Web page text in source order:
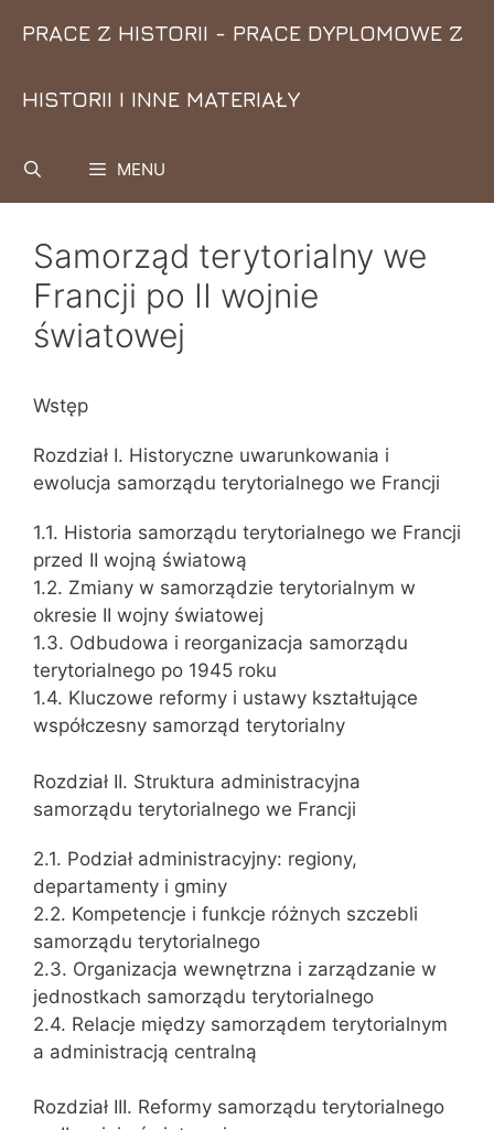
PRACE Z HISTORII - PRACE DYPLOMOWE Z
HISTORII I INNE MATERIAŁY
MENU
Samorząd terytorialny we
Francji po II wojnie
światowej
Wstęp
Rozdział I. Historyczne uwarunkowania i
ewolucja samorządu terytorialnego we Francji
1.1. Historia samorządu terytorialnego we Francji
przed II wojną światową
1.2. Zmiany w samorządzie terytorialnym w
okresie II wojny światowej
1.3. Odbudowa i reorganizacja samorządu
terytorialnego po 1945 roku
1.4. Kluczowe reformy i ustawy kształtujące
współczesny samorząd terytorialny
Rozdział II. Struktura administracyjna
samorządu terytorialnego we Francji
2.1. Podział administracyjny: regiony,
departamenty i gminy
2.2. Kompetencje i funkcje różnych szczebli
samorządu terytorialnego
2.3. Organizacja wewnętrzna i zarządzanie w
jednostkach samorządu terytorialnego
2.4. Relacje między samorządem terytorialnym
a administracją centralną
Rozdział III. Reformy samorządu terytorialnego